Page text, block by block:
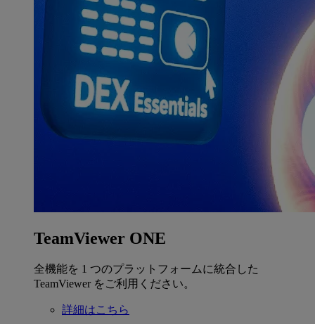
TeamViewer ONE
全機能を 1 つのプラットフォームに統合した
TeamViewer をご利用ください。
詳細はこちら